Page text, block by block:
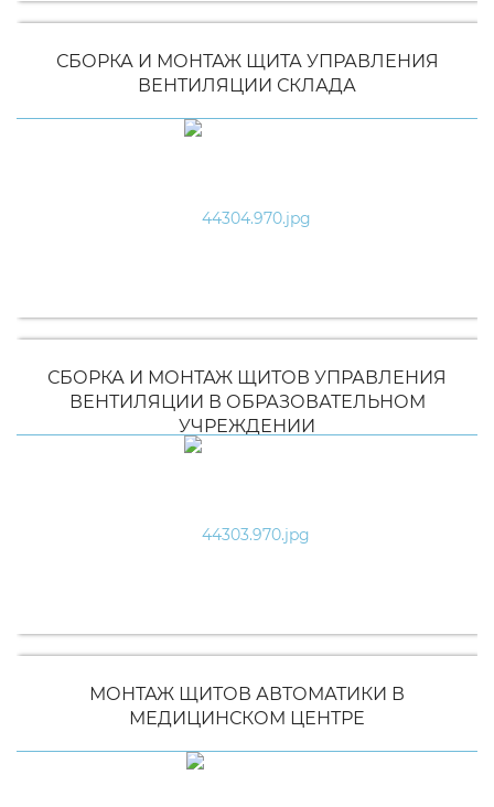
СБОРКА И МОНТАЖ ЩИТА УПРАВЛЕНИЯ
ВЕНТИЛЯЦИИ СКЛАДА
СБОРКА И МОНТАЖ ЩИТОВ УПРАВЛЕНИЯ
ВЕНТИЛЯЦИИ В ОБРАЗОВАТЕЛЬНОМ
УЧРЕЖДЕНИИ
МОНТАЖ ЩИТОВ АВТОМАТИКИ В
МЕДИЦИНСКОМ ЦЕНТРЕ